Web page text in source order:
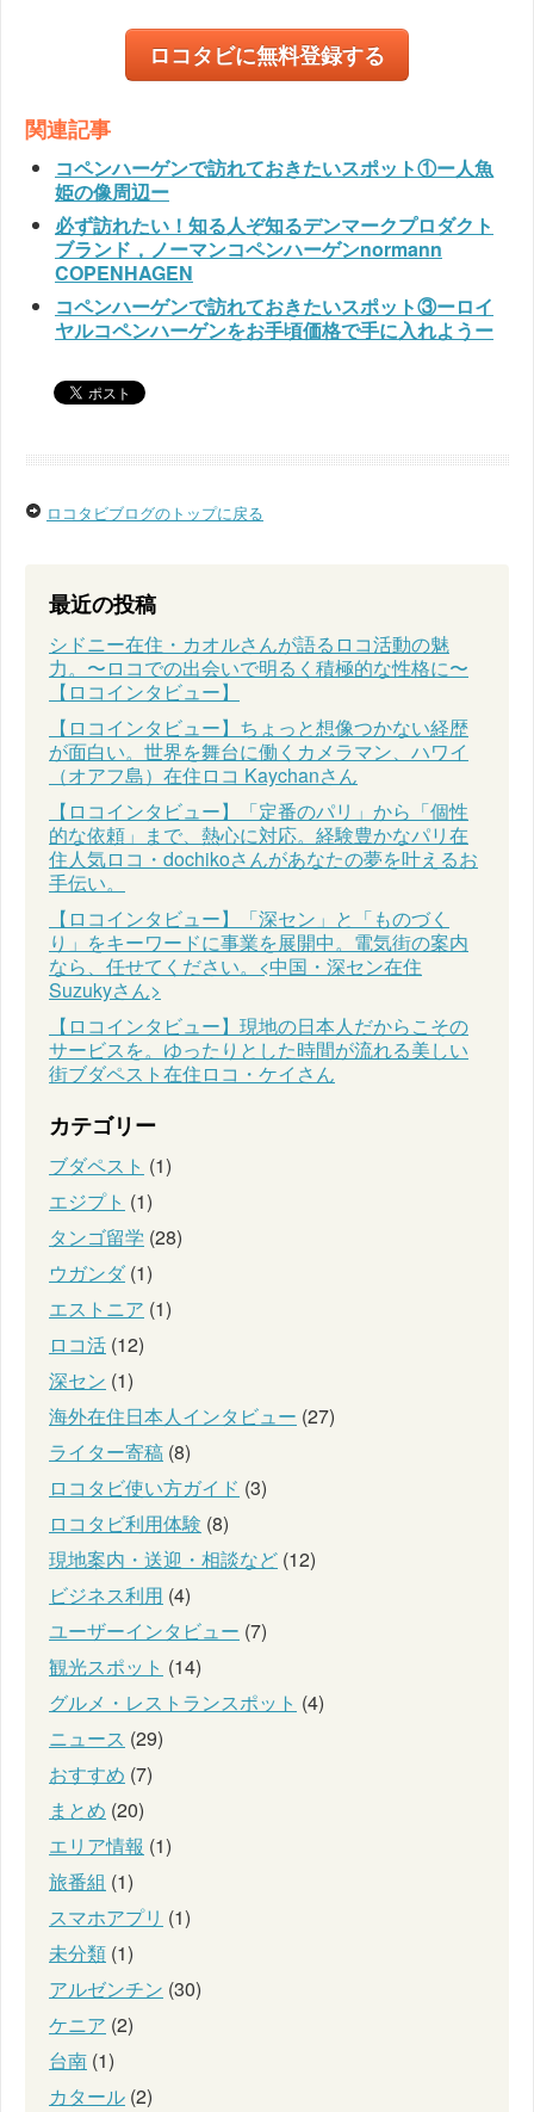
ロコタビに無料登録する
関連記事
コペンハーゲンで訪れておきたいスポット①ー人魚
姫の像周辺ー
必ず訪れたい！知る人ぞ知るデンマークプロダクト
ブランド，ノーマンコペンハーゲンnormann
COPENHAGEN
コペンハーゲンで訪れておきたいスポット③ーロイ
ヤルコペンハーゲンをお手頃価格で手に入れようー
ロコタビブログのトップに戻る
最近の投稿
シドニー在住・カオルさんが語るロコ活動の魅
力。〜ロコでの出会いで明るく積極的な性格に〜
【ロコインタビュー】
【ロコインタビュー】ちょっと想像つかない経歴
が面白い。世界を舞台に働くカメラマン、ハワイ
（オアフ島）在住ロコ Kaychanさん
【ロコインタビュー】「定番のパリ」から「個性
的な依頼」まで、熱心に対応。経験豊かなパリ在
住人気ロコ・dochikoさんがあなたの夢を叶えるお
手伝い。
【ロコインタビュー】「深セン」と「ものづく
り」をキーワードに事業を展開中。電気街の案内
なら、任せてください。<中国・深セン在住
Suzukyさん>
【ロコインタビュー】現地の日本人だからこその
サービスを。ゆったりとした時間が流れる美しい
街ブダペスト在住ロコ・ケイさん
カテゴリー
ブダペスト (1)
エジプト (1)
タンゴ留学 (28)
ウガンダ(1)
エストニア (1)
ロコ活 (12)
深セン (1)
海外在住日本人インタビュー (27)
ライター寄稿 (8)
ロコタビ使い方ガイド (3)
ロコタビ利用体験 (8)
現地案内・送迎・相談など (12)
ビジネス利用 (4)
ユーザーインタビュー (7)
観光スポット (14)
グルメ・レストランスポット (4)
ニュース (29)
おすすめ (7)
まとめ (20)
エリア情報 (1)
旅番組 (1)
スマホアプリ (1)
未分類 (1)
アルゼンチン (30)
ケニア (2)
台南 (1)
カタール (2)